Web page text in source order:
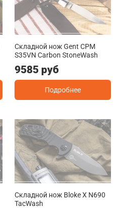
Складной нож Gent CPM
S35VN Carbon StoneWash
9585 руб
Подробнее
Складной нож Bloke X N690
TacWash